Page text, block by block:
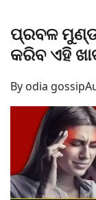
ପ୍ରବଳ
କରିବ ଏହି
By odia gossip